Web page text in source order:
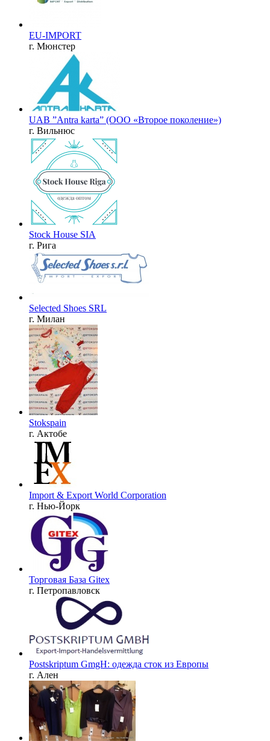
EU-IMPORT
г. Мюнстер
UAB ”Antra karta” (ООО «Второе поколение»)
г. Вильнюс
Stock House SIA
г. Рига
Selected Shoes SRL
г. Милан
Stokspain
г. Актобе
Import & Export World Corporation
г. Нью-Йорк
Торговая База Gitex
г. Петропавловск
Postskriptum GmgH: одежда сток из Европы
г. Ален